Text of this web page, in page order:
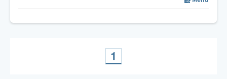
貴方だけの贅沢な時間を‥
疲労をほぐし癒しもプラス
最後まで心を込めて‥
1